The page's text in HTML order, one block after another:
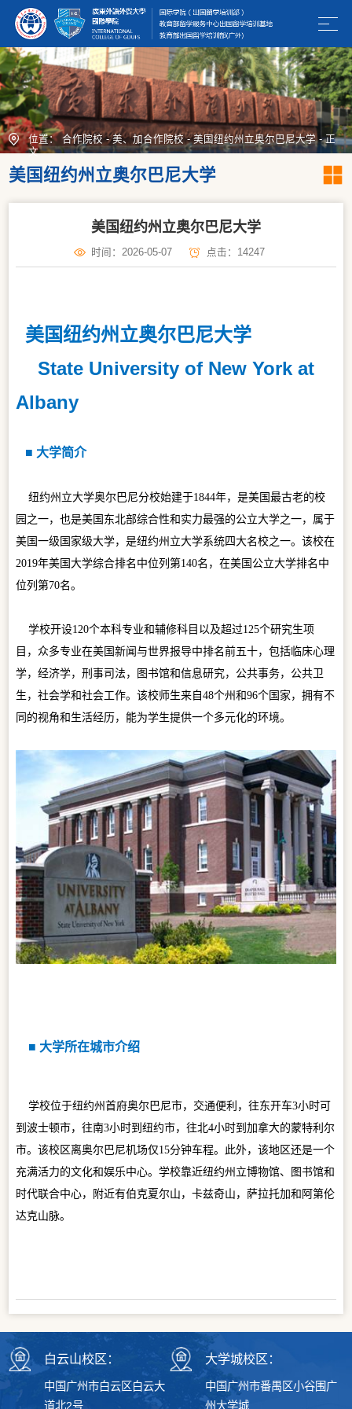
位置： 合作院校-美、加合作院校-美国纽约州立奥尔巴尼大学-正
文
美国纽约州立奥尔巴尼大学
美国纽约州立奥尔巴尼大学
时间：2026-05-07 点击： 14247
美国纽约州立奥尔巴尼大学
State University of New York at
Albany
■ 大学简介
纽约州立大学奥尔巴尼分校始建于1844年，是美国最古老的校
园之一，也是美国东北部综合性和实力最强的公立大学之一，属于
美国一级国家级大学，是纽约州立大学系统四大名校之一。该校在
2019年美国大学综合排名中位列第140名，在美国公立大学排名中
位列第70名。
学校开设120个本科专业和辅修科目以及超过125个研究生项
目，众多专业在美国新闻与世界报导中排名前五十，包括临床心理
学，经济学，刑事司法，图书馆和信息研究，公共事务，公共卫
生，社会学和社会工作。该校师生来自48个州和96个国家，拥有不
同 的视角和生活经历，能为学生提供一个多元化的环境。
■ 大学所在城市介绍
学校位于纽约州首府奥尔巴尼市，交通便利，往东开车3小时可
到波士顿市，往南3小时到纽约市，往北4小时到加拿大的蒙特利尔
市。该校区离奥尔巴尼机场仅15分钟车程。此外，该地区还是一个
充满活力的文化和娱乐中心。学校靠近纽约州立博物馆、图书馆和
时代联合中心，附近有伯克夏尔山，卡兹奇山，萨拉托加和阿第伦
达克山脉。
白云山校区：
中国广州市白云区白云大
道北2号
大学城校区：
中国广州市番禺区小谷围广
州大学城